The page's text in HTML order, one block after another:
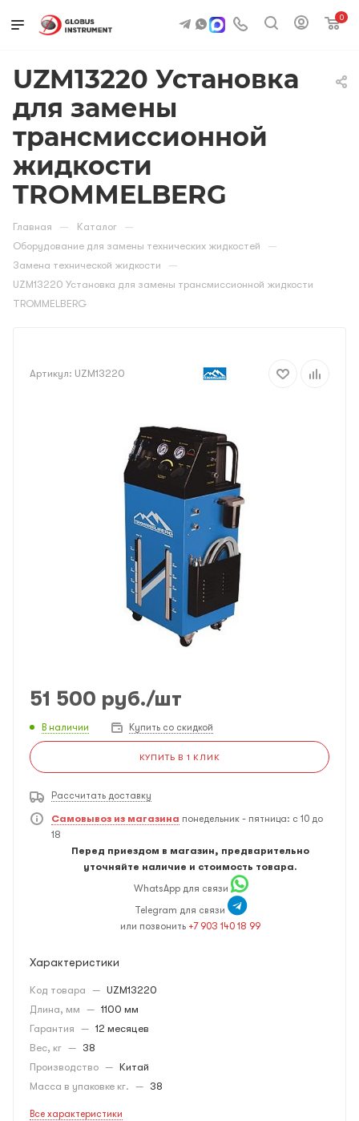
0
UZM13220 Установка
для замены
трансмиссионной
жидкости
TROMMELBERG
Главная — Каталог —
Оборудование для замены технических жидкостей —
Замена технической жидкости —
UZM13220 Установка для замены трансмиссионной жидкости
TROMMELBERG
Артикул: UZM13220
51 500 руб./шт
В наличии Купить со скидкой
КУПИТЬ В 1 КЛИК
Рассчитать доставку
Самовывоз из магазина понедельник - пятница: с 10 до
18
Перед приездом в магазин, предварительно
уточняйте наличие и стоимость товара.
WhatsApp для связи
Telegram для связи
или позвонить +7 903 140 18 99
Характеристики
Код товара — UZM13220
Длина, мм — 1100 мм
Гарантия — 12 месяцев
Вес, кг — 38
Производство — Китай
Масса в упаковке кг. — 38
Все характеристики